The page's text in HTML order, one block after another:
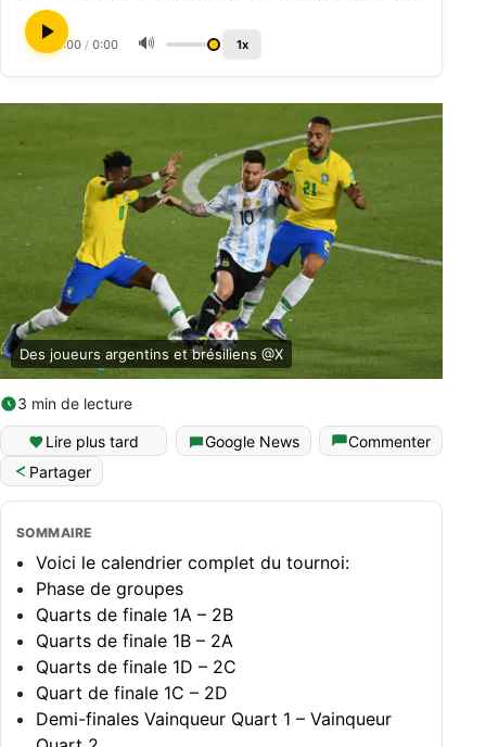
0:00 / 0:00 🔊 1x
Des joueurs argentins et brésiliens @X
3 min de lecture
Lire plus tard Google News
Commenter
Partager
SOMMAIRE
Voici le calendrier complet du tournoi:
Phase de groupes
Quarts de finale 1A – 2B
Quarts de finale 1B – 2A
Quarts de finale 1D – 2C
Quart de finale 1C – 2D
Demi-finales Vainqueur Quart 1 – Vainqueur